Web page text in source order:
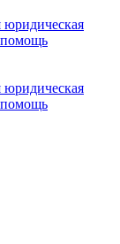
юридическая
помощь
юридическая
помощь